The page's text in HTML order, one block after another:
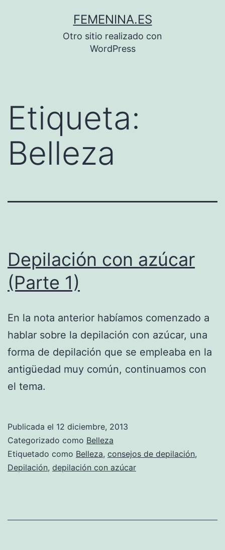
FEMENINA.ES
Otro sitio realizado con
WordPress
Etiqueta:
Belleza
Depilación con azúcar
(Parte 1)
En la nota anterior habíamos comenzado a
hablar sobre la depilación con azúcar, una
forma de depilación que se empleaba en la
antigüedad muy común, continuamos con
el tema.
Publicada el 12 diciembre, 2013
Categorizado como Belleza
Etiquetado como Belleza, consejos de depilación,
Depilación, depilación con azúcar